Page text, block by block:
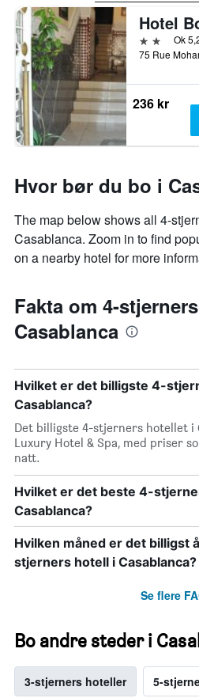
2 stjerner
Ok
236 kr
Hvor bør du bo i
The map below shows all 4-
Casablanca. Zoom in to find
on a nearby hotel for more
Fakta om 4-
Casablanca
Hvilket er det billigste 4-
Casablanca?
Det billigste 4-stjerners hotellet i
Luxury Hotel & Spa, med priser
natt.
Hvilket er det beste 4-
Casablanca?
Hvilken måned er det billigst
stjerners hotell i Casablanca?
Se flere
Bo andre steder i
3-stjerners hoteller 5-